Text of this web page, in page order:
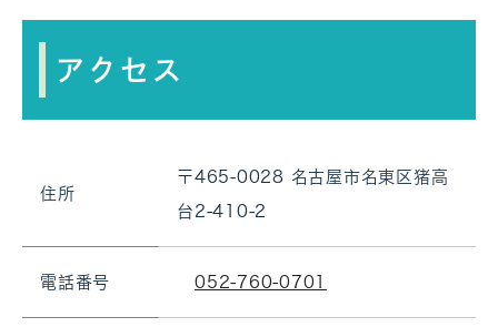
アクセス
住所
〒465-0028 名古屋市名東区猪高
台2-410-2
電話番号 052-760-0701